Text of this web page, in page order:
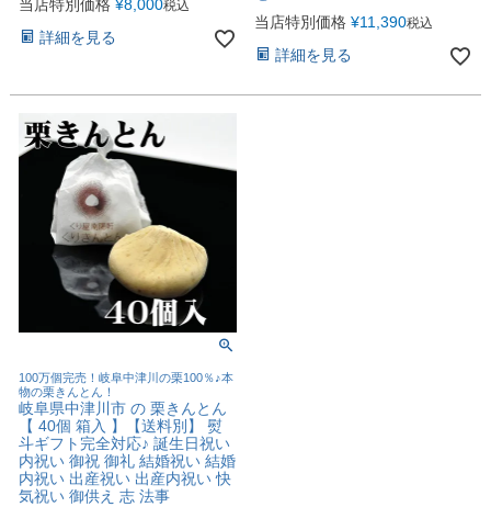
当店特別価格 ¥8,000税込
詳細を見る
当店特別価格 ¥11,390税込
詳細を見る
100万個完売！岐阜中津川の栗100％♪本
物の栗きんとん！
岐阜県中津川市 の 栗きんとん
【 40個 箱入 】【送料別】 熨
斗ギフト完全対応♪ 誕生日祝い
内祝い 御祝 御礼 結婚祝い 結婚
内祝い 出産祝い 出産内祝い 快
気祝い 御供え 志 法事